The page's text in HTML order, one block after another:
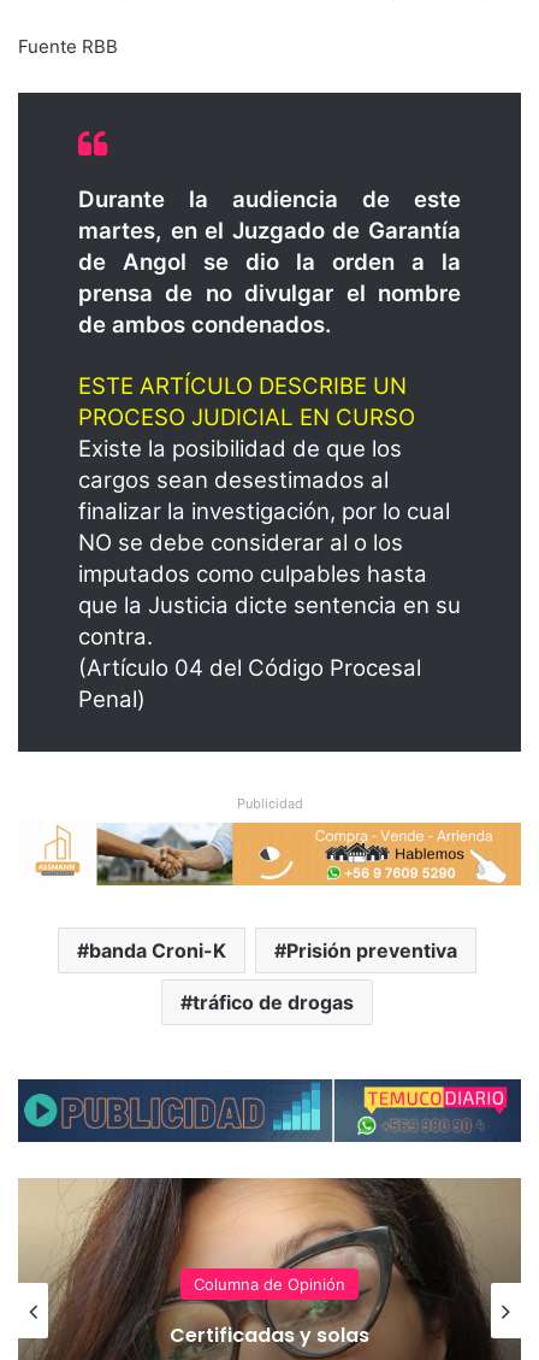
Fuente RBB
Durante la audiencia de este
martes, en el Juzgado de Garantía
de Angol se dio la orden a la
prensa de no divulgar el nombre
de ambos condenados.
ESTE ARTÍCULO DESCRIBE UN
PROCESO JUDICIAL EN CURSO
Existe la posibilidad de que los
cargos sean desestimados al
finalizar la investigación, por lo cual
NO se debe considerar al o los
imputados como culpables hasta
que la Justicia dicte sentencia en su
contra.
(Artículo 04 del Código Procesal
Penal)
Publicidad
banda Croni-K Prisión preventiva
tráfico de drogas
Columna de Opinión
Certificadas y solas